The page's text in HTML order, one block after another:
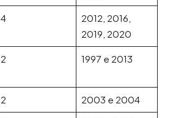
4
2012, 2016,
2019, 2020
2 1997 e 2013
2 2003 e 2004